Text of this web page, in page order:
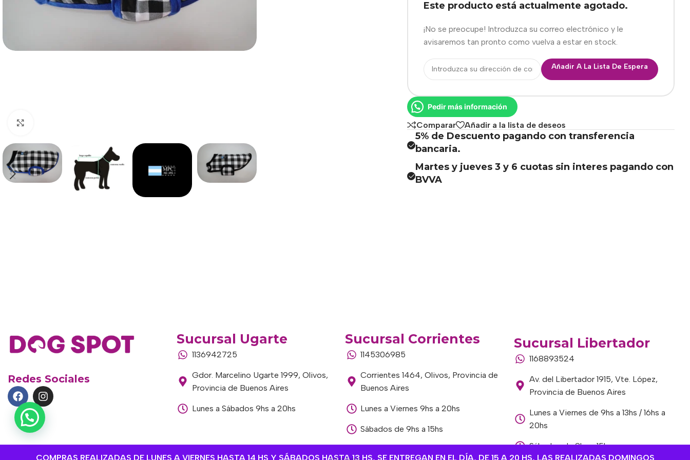
COMPRAS REALIZADAS DE LUNES A VIERNES HASTA 14 HS Y SÁBADOS HASTA 13 HS, SE ENTREGAN EN EL DÍA, DE 15 A 20 HS, LAS REALIZADAS DOMINGOS
Este producto está actualmente agotado.
¡No se preocupe! Introduzca su correo electrónico y le
avisaremos tan pronto como vuelva a estar en stock.
Añadir A La Lista De Espera
Pedir más información
Comparar Añadir a la lista de deseos
5% de Descuento pagando con transferencia
bancaria.
Martes y jueves 3 y 6 cuotas sin interes pagando con
BVVA
Redes Sociales
Sucursal Ugarte
1136942725
Gdor. Marcelino Ugarte 1999, Olivos,
Provincia de Buenos Aires
Lunes a Sábados 9hs a 20hs
Sucursal Corrientes
1145306985
Corrientes 1464, Olivos, Provincia de
Buenos Aires
Lunes a Viernes 9hs a 20hs
Sábados de 9hs a 15hs
Sucursal Libertador
1168893524
Av. del Libertador 1915, Vte. López,
Provincia de Buenos Aires
Lunes a Viernes de 9hs a 13hs / 16hs a
20hs
Sábados de 9hs a 15hs